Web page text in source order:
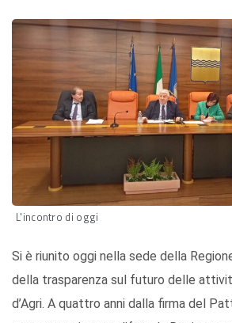
L'incontro di oggi
Si è riunito oggi nella sede della
della trasparenza sul futuro delle
d’Agri. A quattro anni dalla firma del